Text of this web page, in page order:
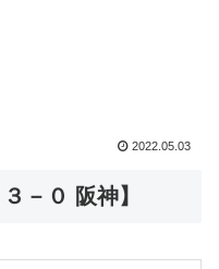
2022.05.03
－０ 阪神】